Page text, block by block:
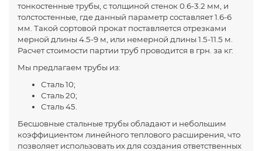
тонкостенные трубы, с толщиной стенок 0.6-3.2 мм, и
толстостенные, где данный параметр составляет 1.6-6
мм. Такой сортовой прокат поставляется отрезками
мерной длины 4.5-9 м, или немерной длины 1.5-11.5 м.
Расчет стоимости партии труб проводится в грн. за кг.
Мы предлагаем трубы из:
Сталь 10;
Сталь 20;
Сталь 45.
Бесшовные стальные трубы обладают и небольшим
коэффициентом линейного теплового расширения, что
позволяет использовать их для создания ответственных